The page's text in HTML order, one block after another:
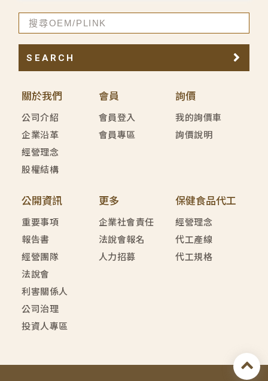
關於我們
公司介紹
企業沿革
經營理念
股權結構
會員
會員登入
會員專區
詢價
我的詢價車
詢價說明
公開資訊
重要事項
報告書
經營團隊
法說會
利害關係人
公司治理
投資人專區
更多
企業社會責任
法說會報名
人力招募
保健食品代工
經營理念
代工產線
代工規格
SEARCH